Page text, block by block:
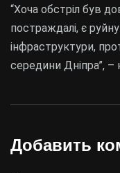
“Хоча обстріл був
постраждалі, є
інфраструктури,
середини Дніпра”,
Добавить